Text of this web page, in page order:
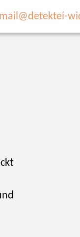
mail@detektei-